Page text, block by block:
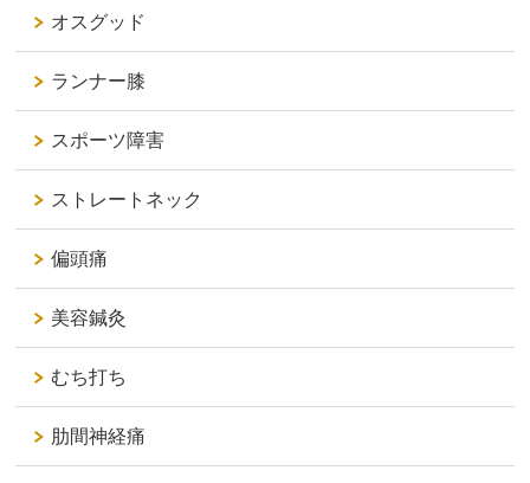
オスグッド
ランナー膝
スポーツ障害
ストレートネック
偏頭痛
美容鍼灸
むち打ち
肋間神経痛